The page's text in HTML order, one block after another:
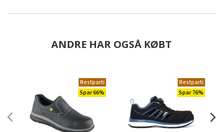
ANDRE HAR OGSÅ KØBT
Restparti
Spar 66%
Restparti
Spar 76%